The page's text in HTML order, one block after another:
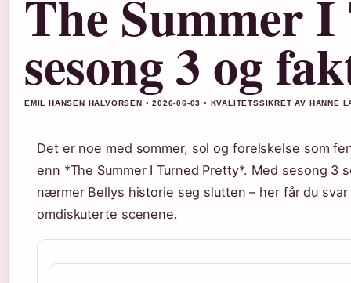
The Summer
sesong 3 og
EMIL HANSEN HALVORSEN • 2026-06-03 • KVALITETSSIKRET AV HANNE
Det er noe med sommer, sol og forelskelse som
enn *The Summer I Turned Pretty*. Med sesong 3
nærmer Bellys historie seg slutten – her får du
omdiskuterte scenene.